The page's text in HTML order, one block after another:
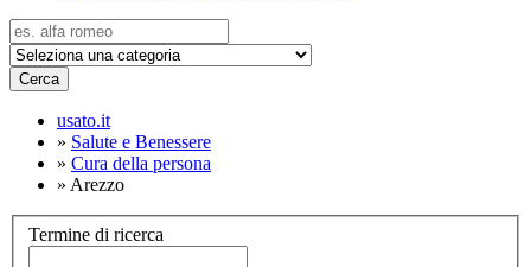
Cerca
usato.it
» Salute e Benessere
» Cura della persona
» Arezzo
Termine di ricerca